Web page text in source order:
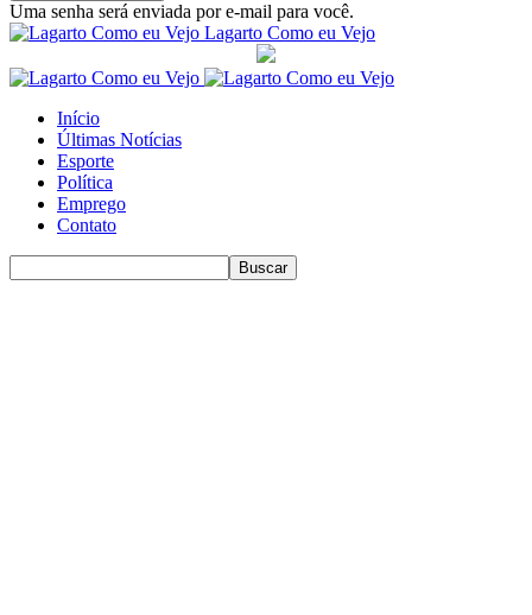
Uma senha será enviada por e-mail para você.
Lagarto Como eu Vejo
Início
Últimas Notícias
Esporte
Política
Emprego
Contato